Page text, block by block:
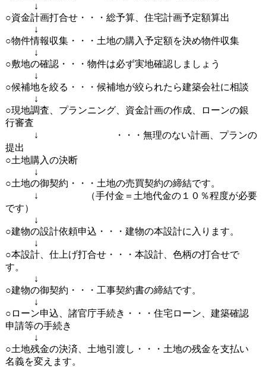
↓
○資金計画打合せ・・・総予算、住宅計画予定額算出
↓
○物件情報収集・・・土地の購入予定額を決め物件収集
↓
○敷地の確認・・・物件は必ず実地確認しましょう
↓
○候補地を絞る・・・候補地が絞られたら建築会社に相談
↓
○現地調査、プランニング、資金計画の作成、ローンの銀
行審査
↓ ・・・無理のない計画、プランの
提出
○土地購入の決断
↓
○土地の御契約・・・土地の売買契約の締結です。
↓ （手付金＝土地代金の１０％程度が必要
です）
↓
○建物の設計依頼申込・・・建物の本設計に入ります。
↓
○本設計、仕上げ打合せ・・・本設計、色柄の打合せで
す。
↓
○建物の御契約・・・工事契約書の締結です。
↓
○ローン申込、諸官庁手続き・・・住宅ローン、建築確認
申請等の手続き
↓
○土地残金の決済、土地引渡し・・・土地の残金を支払い
名義を変えます。